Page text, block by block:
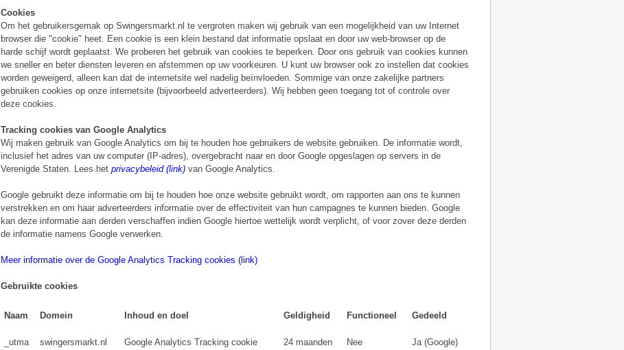
Cookies
Om het gebruikersgemak op Swingersmarkt.nl te vergroten maken wij gebruik van een mogelijkheid van uw Internet
browser die "cookie" heet. Een cookie is een klein bestand dat informatie opslaat en door uw web-browser op de
harde schijf wordt geplaatst. We proberen het gebruik van cookies te beperken. Door ons gebruik van cookies kunnen
we sneller en beter diensten leveren en afstemmen op uw voorkeuren. U kunt uw browser ook zo instellen dat cookies
worden geweigerd, alleen kan dat de internetsite wel nadelig beïnvloeden. Sommige van onze zakelijke partners
gebruiken cookies op onze internetsite (bijvoorbeeld adverteerders). Wij hebben geen toegang tot of controle over
deze cookies.
Tracking cookies van Google Analytics
Wij maken gebruik van Google Analytics om bij te houden hoe gebruikers de website gebruiken. De informatie wordt,
inclusief het adres van uw computer (IP-adres), overgebracht naar en door Google opgeslagen op servers in de
Verenigde Staten. Lees het privacybeleid (link)van Google Analytics.
Google gebruikt deze informatie om bij te houden hoe onze website gebruikt wordt, om rapporten aan ons te kunnen
verstrekken en om haar adverteerders informatie over de effectiviteit van hun campagnes te kunnen bieden. Google
kan deze informatie aan derden verschaffen indien Google hiertoe wettelijk wordt verplicht, of voor zover deze derden
de informatie namens Google verwerken.
Meer informatie over de Google Analytics Tracking cookies (link)
Gebruikte cookies
Naam Domein Inhoud en doel Geldigheid Functioneel Gedeeld
_utma swingersmarkt.nl Google Analytics Tracking cookie 24 maanden Nee
Ja (Google)